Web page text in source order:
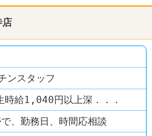
ンスタッフ
給1,040円以上深．．．
、勤務日、時間応相談